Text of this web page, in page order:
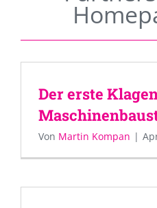
Der erste
Von Martin Kompan |